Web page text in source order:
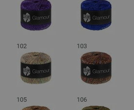
102 103
105 106